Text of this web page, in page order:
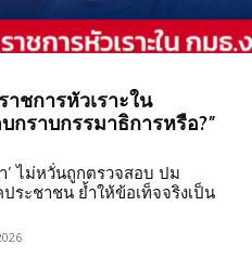
ชการหัวเราะใน
กราบกรรมาธิการหรือ?”
’ ไม่หวั่นถูกตรวจสอบ ปม
ระชาชน ย้ำให้ข้อเท็จจริงเป็น